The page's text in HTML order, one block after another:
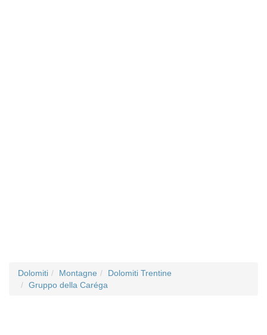
Dolomiti Montagne
Dolomiti Trentine
Gruppo della Caréga